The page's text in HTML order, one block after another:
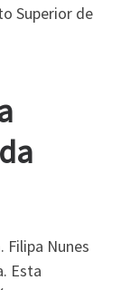
Superior de
Filipa Nunes
Esta